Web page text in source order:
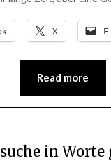
X
Read more
in